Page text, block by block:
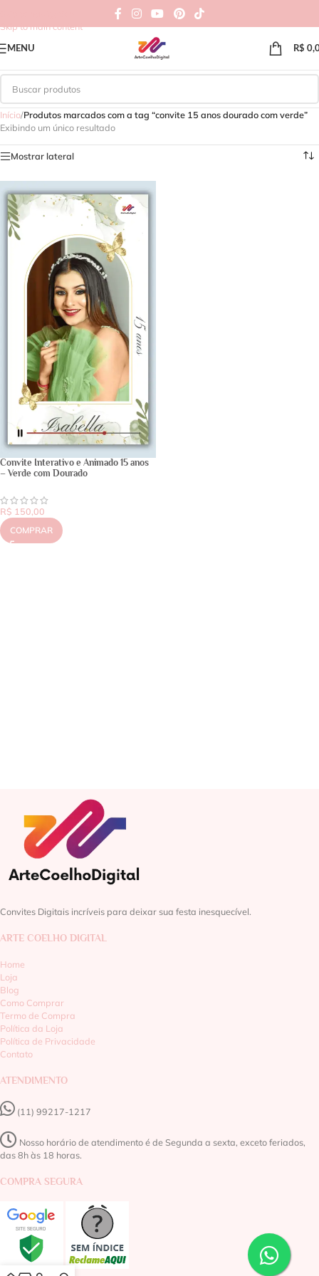
Skip to main content
MENU R$
Início/Produtos marcados com a tag “convite 15 anos dourado com verde”
Exibindo um único resultado
Mostrar lateral
Convite Interativo e Animado 15 anos
– Verde com Dourado
R$ 150,00
COMPRAR
Convites Digitais incríveis para deixar sua festa inesquecível.
ARTE COELHO DIGITAL
Home
Loja
Blog
Como Comprar
Termo de Compra
Política da Loja
Política de Privacidade
Contato
ATENDIMENTO
(11) 99217-1217‬
Nosso horário de atendimento é de Segunda a sexta, exceto feriados,
das 8h às 18 horas.
COMPRA SEGURA